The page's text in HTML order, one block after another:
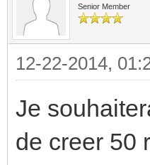
Senior Member
12-22-2014,
Je
de creer 50